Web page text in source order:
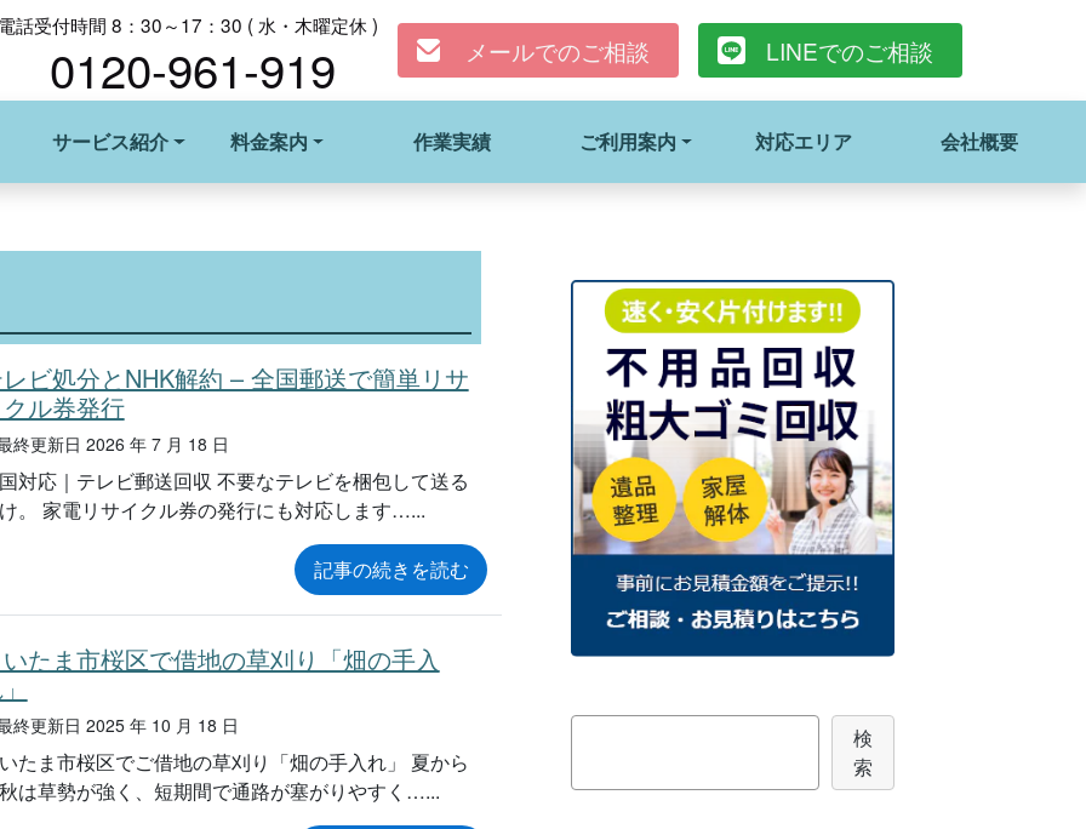
サービス紹介 料金案内 作業実績 ご利用案内 対応エリア 会社概要
話受付時間 8：30～17：30 ( 水・木曜定休 )
0120-961-919 メールでのご相談 LINEでのご相談
ビ処分とNHK解約 – 全国郵送で簡単リサ
ル券発行
更新日 2026 年 7 月 18 日
対応｜テレビ郵送回収 不要なテレビを梱包して送る
。 家電リサイクル券の発行にも対応します…
記事の続きを読む
たま市桜区で借地の草刈り「畑の手入
更新日 2025 年 10 月 18 日
たま市桜区でご借地の草刈り「畑の手入れ」 夏から
は草勢が強く、短期間で通路が塞がりやすく…
検
検
索